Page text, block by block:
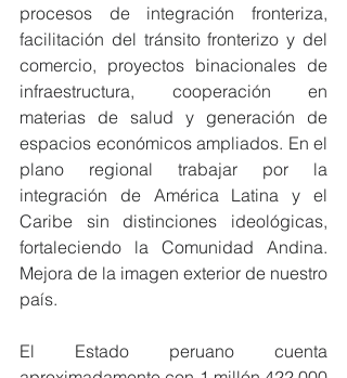
procesos de integración fronteriza,
facilitación del tránsito fronterizo y del
comercio, proyectos binacionales de
infraestructura, cooperación en
materias de salud y generación de
espacios económicos ampliados. En el
plano regional trabajar por la
integración de América Latina y el
Caribe sin distinciones ideológicas,
fortaleciendo la Comunidad Andina.
Mejora de la imagen exterior de nuestro
país.
El Estado peruano cuenta